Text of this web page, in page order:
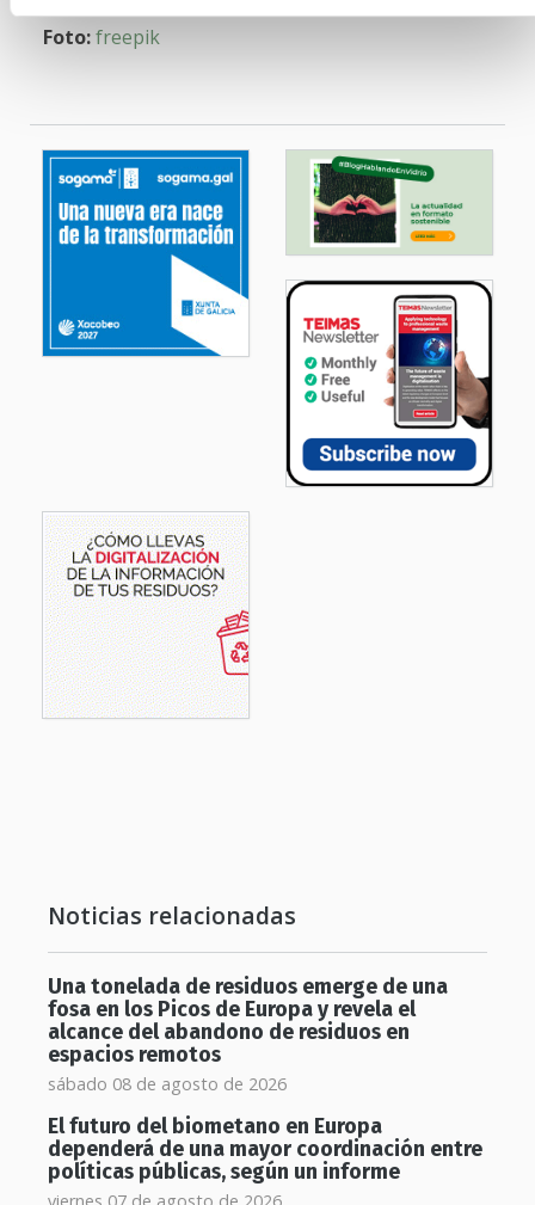
Foto:freepik
Noticias relacionadas
Una tonelada de residuos emerge de una
fosa en los Picos de Europa y revela el
alcance del abandono de residuos en
espacios remotos
sábado 08 de agosto de 2026
El futuro del biometano en Europa
dependerá de una mayor coordinación entre
políticas públicas, según un informe